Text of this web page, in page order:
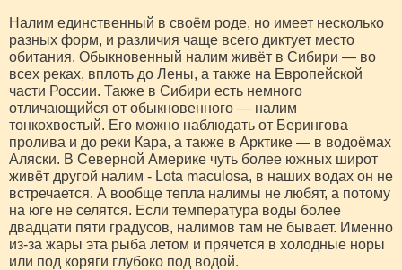
Налим единственный в своём роде, но имеет несколько
разных форм, и различия чаще всего диктует место
обитания. Обыкновенный налим живёт в Сибири — во
всех реках, вплоть до Лены, а также на Европейской
части России. Также в Сибири есть немного
отличающийся от обыкновенного — налим
тонкохвостый. Его можно наблюдать от Берингова
пролива и до реки Кара, а также в Арктике — в водоёмах
Аляски. В Северной Америке чуть более южных широт
живёт другой налим - Lota maculosa, в наших водах он не
встречается. А вообще тепла налимы не любят, а потому
на юге не селятся. Если температура воды более
двадцати пяти градусов, налимов там не бывает. Именно
из-за жары эта рыба летом и прячется в холодные норы
или под коряги глубоко под водой.